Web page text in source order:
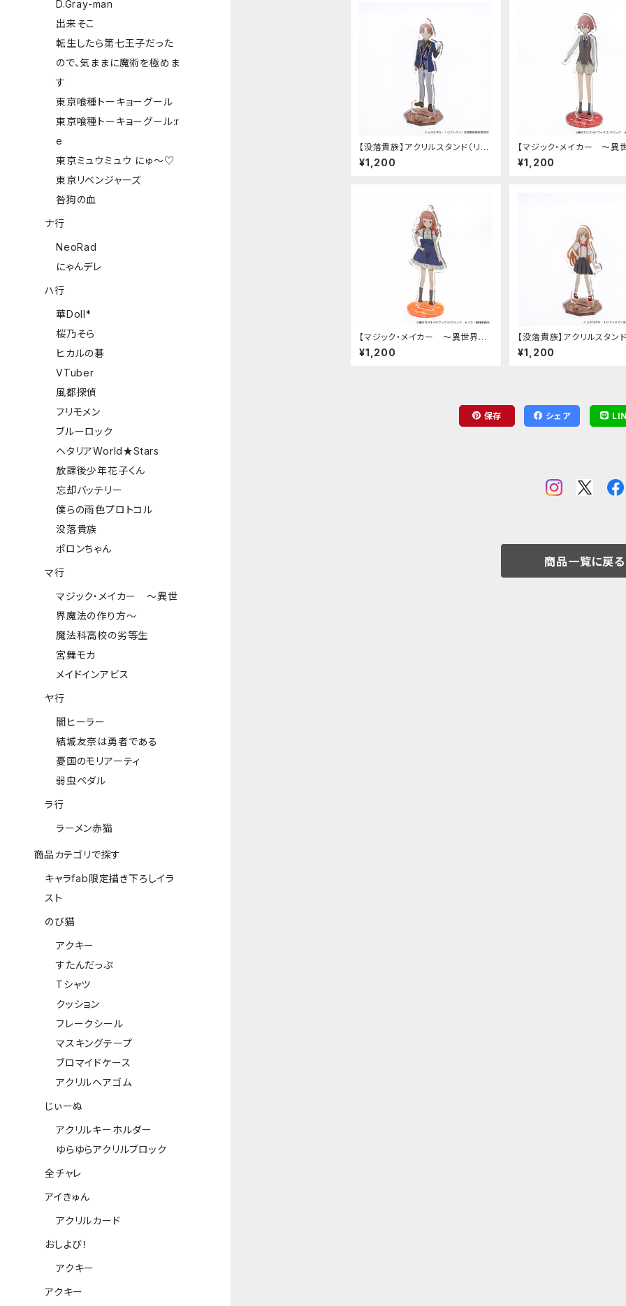
【没落貴族】アクリルスタンド（リア
ム）
¥1,200
【マジック・メイカー ～異
法の作り方～】アクリルスタ
（シオン）
¥1,200
【マジック・メイカー ～異世界魔
法の作り方～】アクリルスタンド
（マリー）
¥1,200
【没落貴族】アクリルスタン
ラードーン）
¥1,200
保存 シェア
商品一覧に戻る
D.Gray-man
出来そこ
転生したら第七王子だった
ので、気ままに魔術を極めま
す
東京喰種トーキョーグール
東京喰種トーキョーグール:r
e
東京ミュウミュウ にゅ～♡
東京リベンジャーズ
咎狗の血
ナ行
NeoRad
にゃんデレ
ハ行
華Doll*
桜乃そら
ヒカルの碁
VTuber
風都探偵
フリモメン
ブルーロック
ヘタリアWorld★Stars
放課後少年花子くん
忘却バッテリー
僕らの雨色プロトコル
没落貴族
ポロンちゃん
マ行
マジック・メイカー ～異世
界魔法の作り方～
魔法科高校の劣等生
宮舞モカ
メイドインアビス
ヤ行
闇ヒーラー
結城友奈は勇者である
憂国のモリアーティ
弱虫ペダル
ラ行
ラーメン赤猫
商品カテゴリで探す
キャラfab限定描き下ろしイラ
スト
のび猫
アクキー
すたんだっぷ
Tシャツ
クッション
フレークシール
マスキングテープ
ブロマイドケース
アクリルヘアゴム
じぃーぬ
アクリルキーホルダー
ゆらゆらアクリルブロック
全チャレ
アイきゅん
アクリルカード
おしよび！
アクキー
アクキー